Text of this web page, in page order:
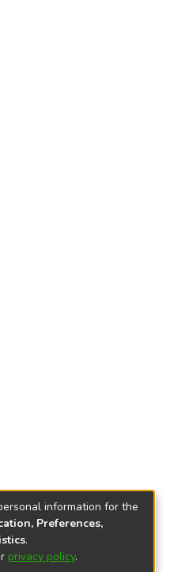
information for the
Preferences,
.
privacy policy.